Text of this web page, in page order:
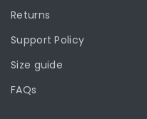
Returns
Support Policy
Size guide
FAQs